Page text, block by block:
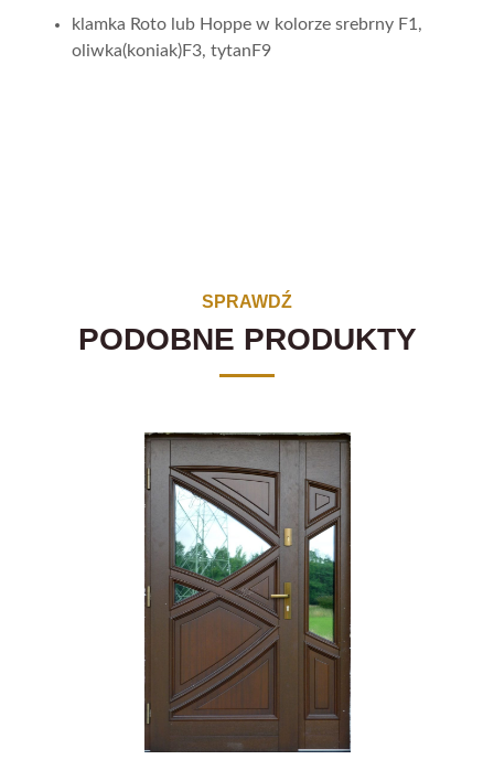
klamka Roto lub Hoppe w kolorze srebrny F1,
oliwka(koniak)F3, tytanF9
SPRAWDŹ
PODOBNE PRODUKTY